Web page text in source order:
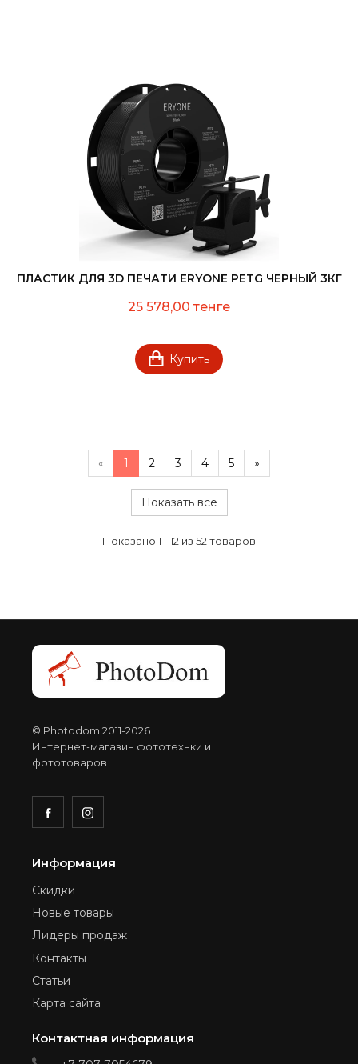
ПЛАСТИК ДЛЯ 3D ПЕЧАТИ ERYONE PETG ЧЕРНЫЙ 3КГ
25 578,00 тенге
Купить
« 1 2 3 4 5 »
Показать все
Показано 1 - 12 из 52 товаров
© Photodom 2011-2026
Интернет-магазин фототехнки и
фототоваров
Информация
Скидки
Новые товары
Лидеры продаж
Контакты
Статьи
Карта сайта
Контактная информация